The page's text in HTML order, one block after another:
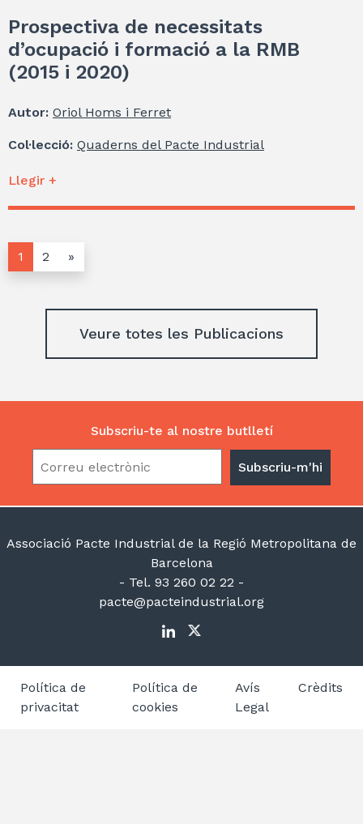
Prospectiva de necessitats
d’ocupació i formació a la RMB
(2015 i 2020)
Autor: Oriol Homs i Ferret
Col·lecció: Quaderns del Pacte Industrial
Llegir +
1 2 »
Veure totes les Publicacions
Subscriu-te al nostre butlletí
Associació Pacte Industrial de la Regió Metropolitana de
Barcelona
- Tel. 93 260 02 22 -
pacte@pacteindustrial.org
Política de
privacitat
Política de
cookies
Avís
Legal
Crèdits